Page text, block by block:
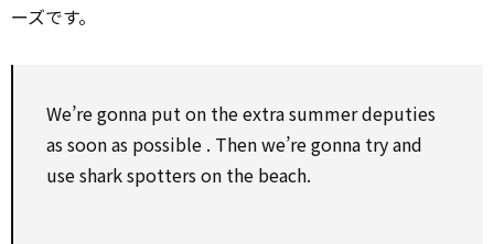
ーズです。
We’re gonna put on theextrasummer deputies
as soon as possible . Thenwe’re gonna try and
usesharkspotters on the beach.